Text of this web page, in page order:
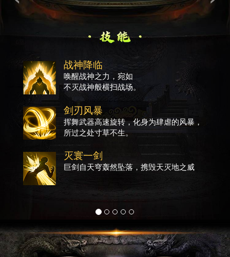
战神降临
唤醒战神之力，宛如
不灭战神般横扫战场。
剑刃风暴
挥舞武器高速旋转，化身为肆虐的风暴，
所过之处寸草不生。
灭寰一剑
巨剑自天穹轰然坠落，携毁天灭地之威